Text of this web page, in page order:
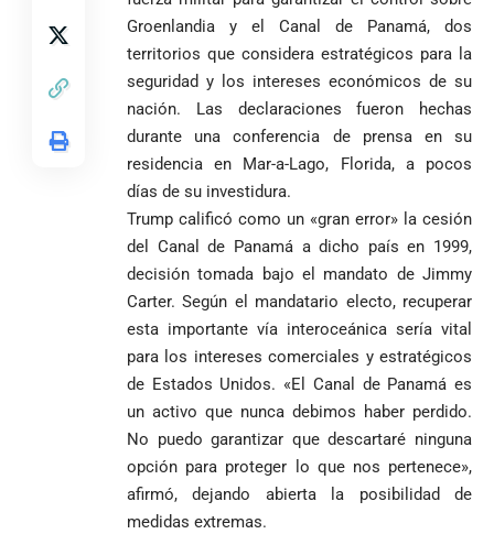
Groenlandia y el Canal de Panamá, dos
territorios que considera estratégicos para la
seguridad y los intereses económicos de su
nación. Las declaraciones fueron hechas
durante una conferencia de prensa en su
residencia en Mar-a-Lago, Florida, a pocos
días de su investidura.
Trump calificó como un «gran error» la cesión
del Canal de Panamá a dicho país en 1999,
decisión tomada bajo el mandato de Jimmy
Carter. Según el mandatario electo, recuperar
esta importante vía interoceánica sería vital
para los intereses comerciales y estratégicos
de Estados Unidos. «El Canal de Panamá es
un activo que nunca debimos haber perdido.
No puedo garantizar que descartaré ninguna
opción para proteger lo que nos pertenece»,
afirmó, dejando abierta la posibilidad de
medidas extremas.
Antioquia
niega pérdida
de investidura
a concejales
de Medellín
Andrés
«Gury»
Rodríguez y
Federico
Gutiérrez
envía
documentos
al FBI, DEA y
Congreso
contra la ‘paz
total’ por
ordena acto de
desagravio
Falleció el padre
Humberto de
Jesús Hincapié
Álzate, reconocido
sacerdote de la
Diócesis de
Girardota, Párroco
de Yolombo
Abelardo de la
Espriella es
elegido
presidente de
Colombia tras
una histórica y
reñida
segunda
vuelta
Uribe
arremete
lo
responsabiliza
por la crisis de
Japón rescata
un empate
agónico ante
Países Bajos
duelo
mundialista
Alemania no
tuvo piedad:
goleó 7-1 a un
valiente
Curazao en su
debut
mundialista
LA POLICRISIS
COMO HERENCIA
Cardenal Rueda
pide desarmar el
corazón para
construir juntos
una Colombia
reconciliada
Diócesis de
Sonsón-Rionegro
rechaza fotos
tomadas en
templo de Guarne y
ordena acto de
desagravio